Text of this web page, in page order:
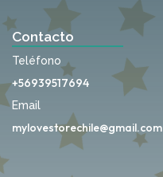
Contacto
Teléfono
+56939517694
Email
mylovestorechile@gmail.com